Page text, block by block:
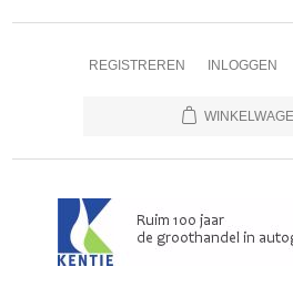
REGISTREREN INLOGGEN